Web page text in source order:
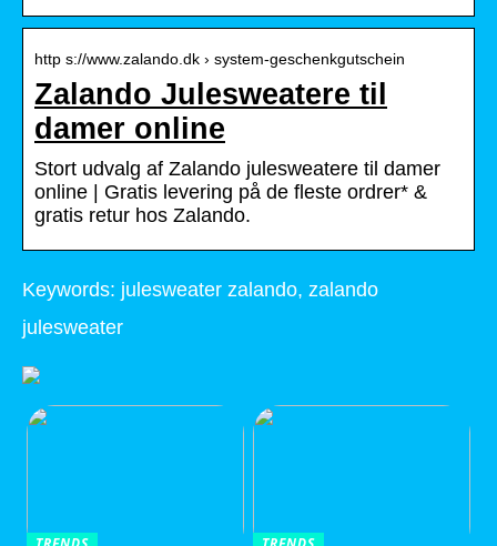
http s://www.zalando.dk › system-geschenkgutschein
Zalando Julesweatere til
damer online
Stort udvalg af Zalando julesweatere til damer
online | Gratis levering på de fleste ordrer* &
gratis retur hos Zalando.
Keywords: julesweater zalando, zalando
julesweater